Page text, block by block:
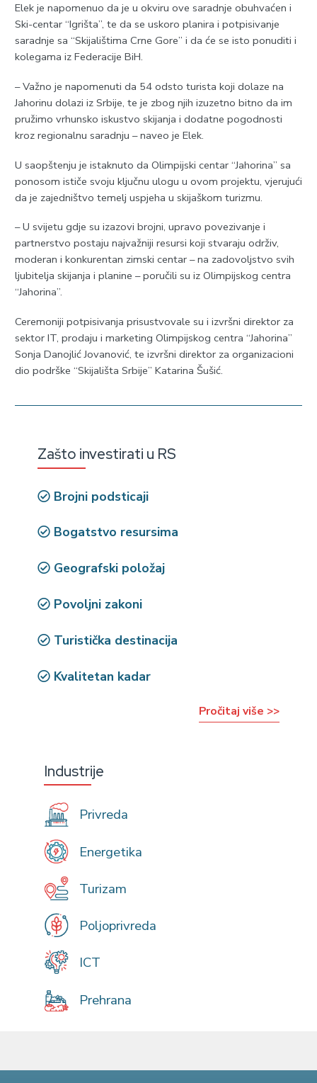
Elek je napomenuo da je u okviru ove saradnje obuhvaćen i
Ski-centar “Igrišta”, te da se uskoro planira i potpisivanje
saradnje sa “Skijalištima Crne Gore” i da će se isto ponuditi i
kolegama iz Federacije BiH.
– Važno je napomenuti da 54 odsto turista koji dolaze na
Јahorinu dolazi iz Srbije, te je zbog njih izuzetno bitno da im
pružimo vrhunsko iskustvo skijanja i dodatne pogodnosti
kroz regionalnu saradnju – naveo je Elek.
U saopštenju je istaknuto da Olimpijski centar “Јahorina” sa
ponosom ističe svoju ključnu ulogu u ovom projektu, vjerujući
da je zajedništvo temelj uspjeha u skijaškom turizmu.
– U svijetu gdje su izazovi brojni, upravo povezivanje i
partnerstvo postaju najvažniji resursi koji stvaraju održiv,
moderan i konkurentan zimski centar – na zadovoljstvo svih
ljubitelja skijanja i planine – poručili su iz Olimpijskog centra
“Јahorina”.
Ceremoniji potpisivanja prisustvovale su i izvršni direktor za
sektor IT, prodaju i marketing Olimpijskog centra “Јahorina”
Sonja Danojlić Јovanović, te izvršni direktor za organizacioni
dio podrške “Skijališta Srbije” Katarina Šušić.
Zašto investirati u RS
Brojni podsticaji
Bogatstvo resursima
Geografski položaj
Povoljni zakoni
Turistička destinacija
Kvalitetan kadar
Pročitaj više >>
Industrije
Privreda
Energetika
Turizam
Poljoprivreda
ICT
Prehrana